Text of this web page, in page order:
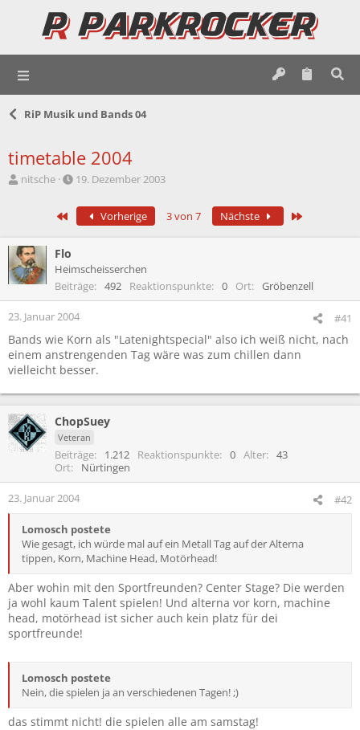
RiP Musik und Bands 04
timetable 2004
E
l
l
e
nitsche
E
s
t
l
a
19. Dezember 2003
Erste Vorherige 3 von 7 Nächste
Flo
Heimscheisserchen
Beiträge
492 Reaktionspunkte 0 Ort Gröbenzell
23. Januar 2004 #41
Bands wie Korn als "Latenightspecial" also ich weiß nicht, nach
einem anstrengenden Tag wäre was zum chillen dann
vielleicht besser.
ChopSuey
Veteran
Beiträge 1.212 Reaktionspunkte 0 Alter
43
Ort
Nürtingen
23. Januar 2004 #42
Lomosch postete
Wie gesagt, ich würde mal auf ein Metall Tag auf der Alterna
tippen, Korn, Machine Head, Motörhead!
Aber wohin mit den Sportfreunden? Center Stage? Die werden
ja wohl kaum Talent spielen! Und alterna vor korn, machine
head, motörhead ist sicher auch kein platz für dei
sportfreunde!
Lomosch postete
Nein, die spielen ja an verschiedenen Tagen! ;)
das stimmt nicht! die spielen alle am samstag!